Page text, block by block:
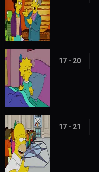
17 - 20
17 - 21